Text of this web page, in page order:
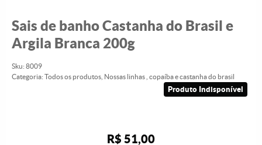
Sais de banho Castanha do Brasil e
Argila Branca 200g
Sku: 8009
Categoria: Todos os produtos Nossas linhas copaíba e castanha do brasil
Produto Indisponível
R$ 51,00